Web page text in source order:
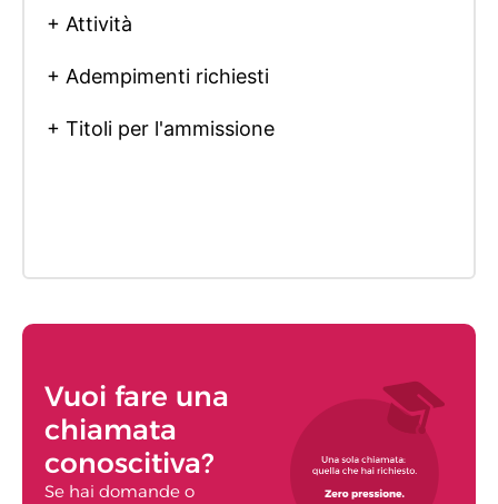
+ Attività
+ Adempimenti richiesti
+ Titoli per l'ammissione
Vuoi fare una
chiamata
conoscitiva?
Se hai domande o